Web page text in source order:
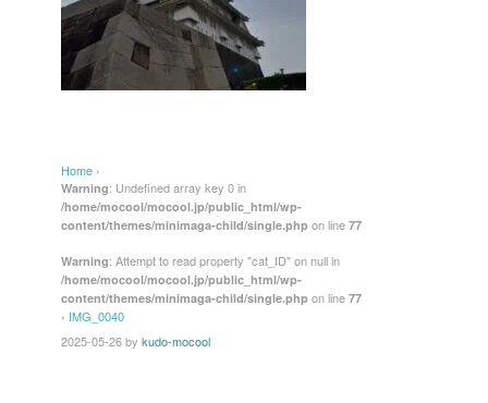
Home ›
Warning: Undefined array key 0 in
/home/mocool/mocool.jp/public_html/wp-
content/themes/minimaga-child/single.php on line 77
Warning: Attempt to read property "cat_ID" on null in
/home/mocool/mocool.jp/public_html/wp-
content/themes/minimaga-child/single.php on line 77
› IMG_0040
2025-05-26by kudo-mocool